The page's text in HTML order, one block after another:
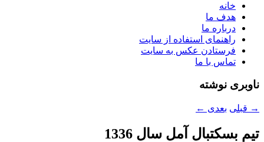
خانه
هدف ما
درباره ما
راهنمای استفاده از سایت
فرستادن عکس به سایت
تماس با ما
ناوبری نوشته
→ قبلی بعدی ←
تيم بسکتبال آمل سال 1336